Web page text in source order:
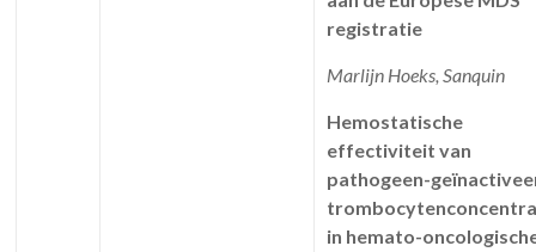
registratie
Marlijn Hoeks, Sanquin
Hemostatische
effectiviteit van
pathogeen-
in hemato-